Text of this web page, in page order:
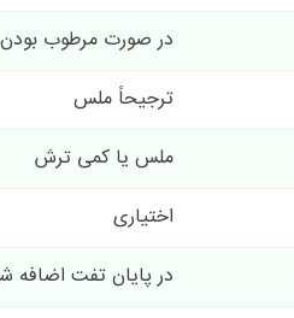
در صورت مرطوب بودن
ترجیحاً ملس
ملس یا کمی ترش
اختیاری
در پایان تفت اضافه